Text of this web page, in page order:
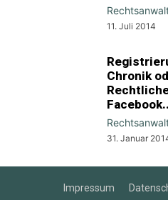
11. Juli 2014
Chronik
31. Januar
Impressum